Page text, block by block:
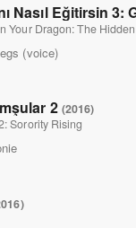
Nasıl Eğitirsin 3:
Your Dragon: The
(voice)
2 (2016)
Sorority Rising